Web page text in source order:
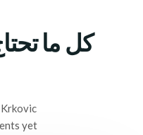
كل ما
yet